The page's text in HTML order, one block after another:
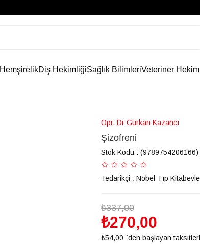
HemşirelikDiş HekimliğiSağlık BilimleriVeteriner
Opr. Dr Gürkan Kazancı
Şizofreni
Stok Kodu (9789754206166)
Tedarikçi : Nobel Tıp
₺337,00
₺270,00
₺54,00 `den başlayan